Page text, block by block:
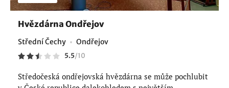
Hvězdárna Ondřejov
Střední Čechy Ondřejov
5.5/10
Středočeská ondřejovská hvězdárna se může pochlubit